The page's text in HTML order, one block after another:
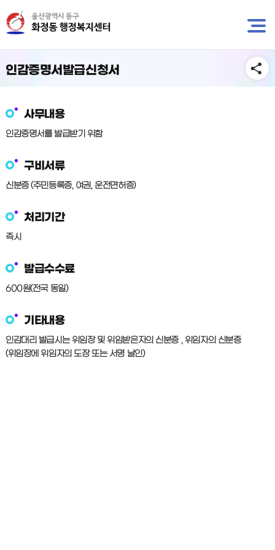
바
로
로
가
인감증명서발급신청서
사무내용
인감증명서를 발급받기 위함
구비서류
신분증 (주민등록증, 여권, 운전면허증)
처리기간
즉시
발급수수료
600원(전국 동일)
기타내용
인감대리 발급시는 위임장 및 위임받은자의 신분증 , 위임자의 신분증
(위임장에 위임자의 도장 또는 서명 날인)